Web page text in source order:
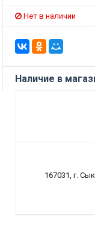
Нет в наличии
Наличие в
167031, г.